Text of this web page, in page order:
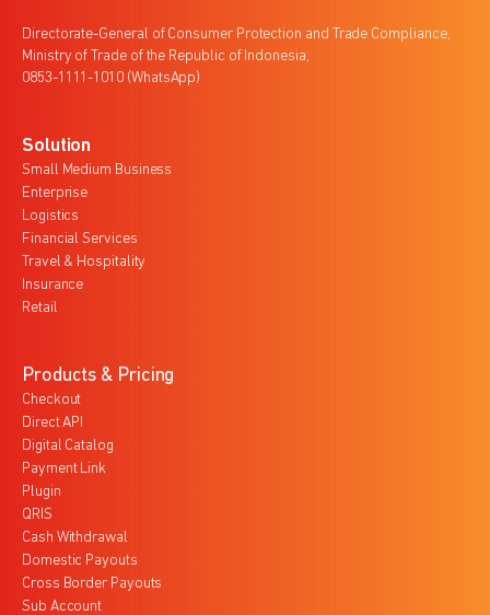
Directorate-General of Consumer Protection and Trade Compliance,
Ministry of Trade of the Republic of Indonesia,
0853-1111-1010 (WhatsApp)
Solution
Small Medium Business
Enterprise
Logistics
Financial Services
Travel & Hospitality
Insurance
Retail
Products & Pricing
Checkout
Direct API
Digital Catalog
Payment Link
Plugin
QRIS
Cash Withdrawal
Domestic Payouts
Cross Border Payouts
Sub Account